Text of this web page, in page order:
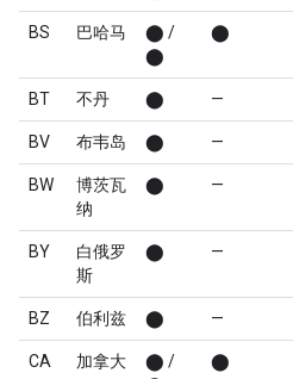
BS 巴哈马
⬤ /
⬤
⬤
BT 不丹 ⬤ —
BV 布韦岛 ⬤ —
BW
博茨瓦
纳
⬤ —
BY
白俄罗
斯
⬤ —
BZ 伯利兹 ⬤ —
CA 加拿大
⬤ /
⬤